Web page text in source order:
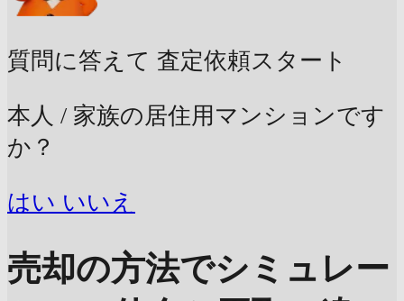
質問に答えて 査定依頼スタート
本人 / 家族の居住用マンションです
か？
はい いいえ
売却の方法でシミュレー